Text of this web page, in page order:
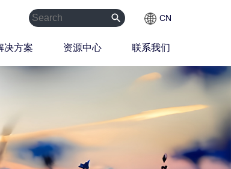
CN
search
决方案 资源中心 联系我们